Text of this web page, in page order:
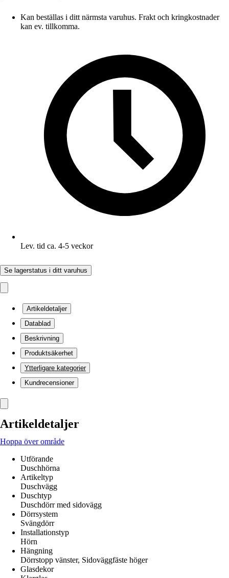
Kan beställas i ditt närmsta varuhus. Frakt och kringkostnader
kan ev. tillkomma.
Lev. tid ca. 4-5 veckor
Se lagerstatus i ditt varuhus
Artikeldetaljer
Datablad
Beskrivning
Produktsäkerhet
Ytterligare kategorier
Kundrecensioner
Artikeldetaljer
Hoppa över område
Utförande
Duschhörna
Artikeltyp
Duschvägg
Duschtyp
Duschdörr med sidovägg
Dörrsystem
Svängdörr
Installationstyp
Hörn
Hängning
Dörrstopp vänster, Sidoväggfäste höger
Glasdekor